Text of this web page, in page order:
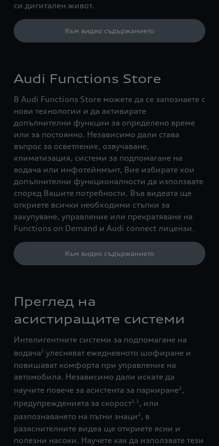
си дигитален живот.
Към видео съдържанието
Audi Functions Store
В Audi Functions Store можете да се запознаете с
нови технологии и да активирате
допълнителни функции за определено време
или за постоянно. Независимо дали става
въпрос за осветление, озвучаване,
климатизация, системи за подпомагане на
водача или инфотейнмънт, Вие избирате кои
допълнителни функционалности да използвате
според Вашите потребности. Във видеата ще
откриете всички необходими стъпки за
закупуване, управление или прекратяване на
Functions on Demand и Audi connect лицензи.
Към видео съдържанието
Преглед на
асистиращите системи
Интелигентните системи за подпомагане на
водача2 улесняват ежедневното шофиране и
повишават комфорта при управление на
автомобила. Независимо дали искате да
научите повече за асистента за паркиране2 ,
предупрежденията за скорост2,3 , или
разпознаването на пътни знаци2 , в
разяснителните видеа ще откриете ясни и
полезни насоки. Научете как да използвате тези